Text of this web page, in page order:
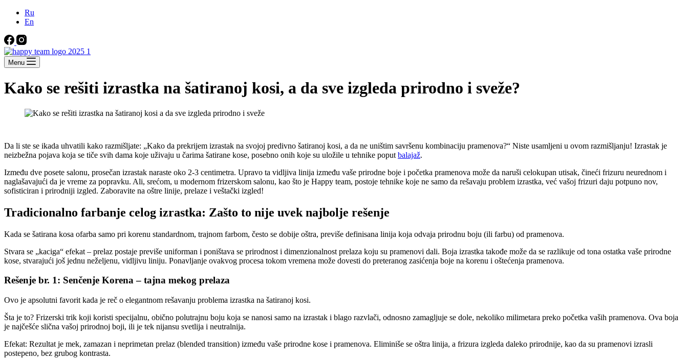
Ru
En
Menu
Kako se rešiti izrastka na šatiranoj kosi, a da sve izgleda prirodno i sveže?
Da li ste se ikada uhvatili kako razmišljate: „Kako da prekrijem izrastak na svojoj predivno šatiranoj kosi, a da ne uništim savršenu kombinaciju pramenova?“ Niste usamljeni u ovom razmišljanju! Izrastak je
neizbežna pojava koja se tiče svih dama koje uživaju u čarima šatirane kose, posebno onih koje su uložile u tehnike poput balajaž.
Između dve posete salonu, prosečan izrastak naraste oko 2-3 centimetra. Upravo ta vidljiva linija između vaše prirodne boje i početka pramenova može da naruši celokupan utisak, čineći frizuru neurednom i
naglašavajući da je vreme za popravku. Ali, srećom, u modernom frizerskom salonu, kao što je Happy team, postoje tehnike koje ne samo da rešavaju problem izrastka, već vašoj frizuri daju potpuno nov,
sofisticiran i prirodniji izgled. Zaboravite na oštre linije, prelaze i veštački izgled!
Tradicionalno farbanje celog izrastka: Zašto to nije uvek najbolje rešenje
Kada se šatirana kosa ofarba samo pri korenu standardnom, trajnom farbom, često se dobije oštra, previše definisana linija koja odvaja prirodnu boju (ili farbu) od pramenova.
Stvara se „kaciga“ efekat – prelaz postaje previše uniforman i poništava se prirodnost i dimenzionalnost prelaza koju su pramenovi dali. Boja izrastka takođe može da se razlikuje od tona ostatka vaše prirodne
kose, stvarajući još jednu neželjenu, vidljivu liniju. Ponavljanje ovakvog procesa tokom vremena može dovesti do preteranog zasićenja boje na korenu i oštećenja pramenova.
Rešenje br. 1: Senčenje Korena – tajna mekog prelaza
Ovo je apsolutni favorit kada je reč o elegantnom rešavanju problema izrastka na šatiranoj kosi.
Šta je to? Frizerski trik koji koristi specijalnu, obično polutrajnu boju koja se nanosi samo na izrastak i blago razvlači, odnosno zamagljuje se dole, nekoliko milimetara preko početka vaših pramenova. Ova boja
je najčešće slična vašoj prirodnoj boji, ili je tek nijansu svetlija i neutralnija.
Efekat: Rezultat je mek, zamazan i neprimetan prelaz (blended transition) između vaše prirodne kose i pramenova. Eliminiše se oštra linija, a frizura izgleda daleko prirodnije, kao da su pramenovi izrasli
postepeno, bez grubog kontrasta.